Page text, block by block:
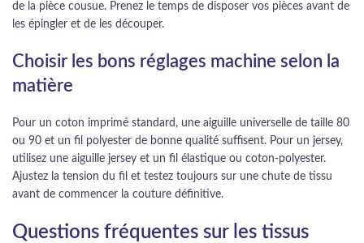
de la pièce cousue. Prenez le temps de disposer vos pièces avant de
les épingler et de les découper.
Choisir les bons réglages machine selon la
matière
Pour un coton imprimé standard, une aiguille universelle de taille 80
ou 90 et un fil polyester de bonne qualité suffisent. Pour un jersey,
utilisez une aiguille jersey et un fil élastique ou coton-polyester.
Ajustez la tension du fil et testez toujours sur une chute de tissu
avant de commencer la couture définitive.
Questions fréquentes sur les tissus